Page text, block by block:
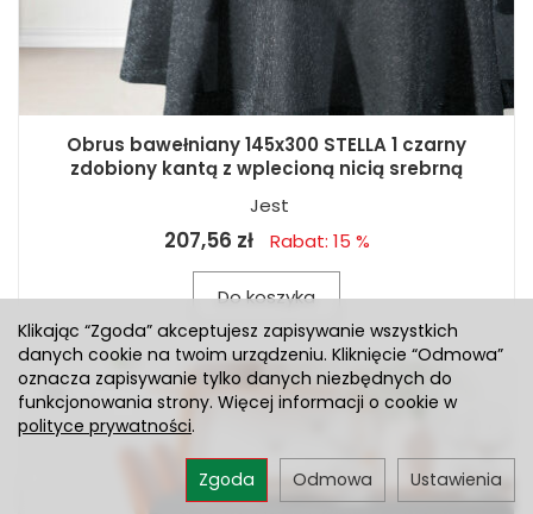
Obrus bawełniany 145x300 STELLA 1 czarny
zdobiony kantą z wplecioną nicią srebrną
Jest
207,56 zł Rabat: 15 %
Do koszyka
Klikając “Zgoda” akceptujesz zapisywanie wszystkich
danych cookie na twoim urządzeniu. Kliknięcie “Odmowa”
oznacza zapisywanie tylko danych niezbędnych do
funkcjonowania strony. Więcej informacji o cookie w
polityce prywatności.
Ustawienia
Odmowa
Zgoda